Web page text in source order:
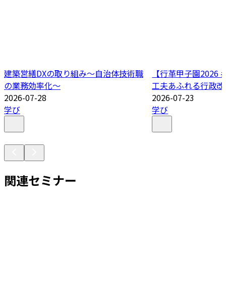
建築営繕DXの取り組み～自治体技術職
の業務効率化～
2026-07-28
学び
【行革甲子園2026
工夫あふれる行政
2026-07-23
学び
関連セミナー